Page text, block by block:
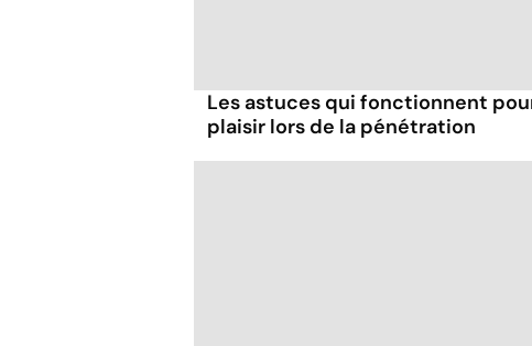
Les astuces qui fonctionnent
plaisir lors de la pénétration